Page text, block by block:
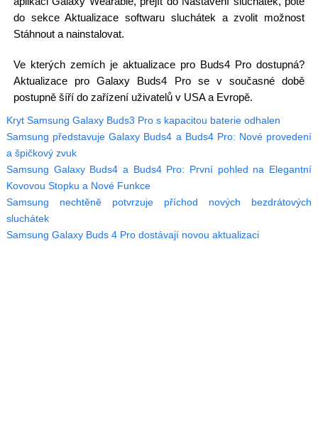
do sekce Aktualizace softwaru sluchátek a zvolit možnost
Stáhnout a nainstalovat.
Ve kterých zemích je aktualizace pro Buds4 Pro dostupná?
Aktualizace pro Galaxy Buds4 Pro se v současné době
postupně šíří do zařízení uživatelů v USA a Evropě.
Kryt Samsung Galaxy Buds3 Pro s kapacitou baterie odhalen
Samsung představuje Galaxy Buds4 a Buds4 Pro: Nové provedení
a špičkový zvuk
Samsung Galaxy Buds4 a Buds4 Pro: První pohled na Elegantní
Kovovou Stopku a Nové Funkce
Samsung nechtěně potvrzuje příchod nových bezdrátových
sluchátek
Samsung Galaxy Buds 4 Pro dostávají novou aktualizaci